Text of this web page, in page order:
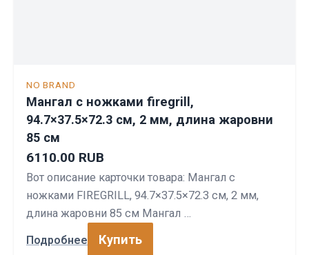
NO BRAND
Мангал с ножками firegrill,
94.7×37.5×72.3 см, 2 мм, длина жаровни
85 см
6110.00 RUB
Вот описание карточки товара: Мангал с
ножками FIREGRILL, 94.7×37.5×72.3 см, 2 мм,
длина жаровни 85 см Мангал …
Подробнее Купить